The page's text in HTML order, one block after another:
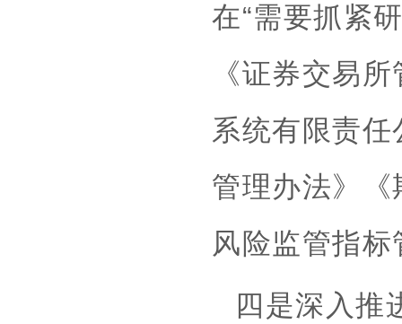
在“需要抓紧
《证券交易
系统有限责
管理办法》
风险监管指
四是深入推